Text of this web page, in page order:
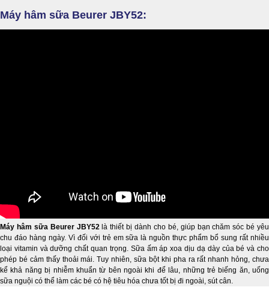
Máy hâm sữa Beurer JBY52:
Máy hâm sữa Beurer JBY52là thiết bị dành cho bé, giúp bạn chăm sóc bé yêu
chu đáo hàng ngày. Vì đối với trẻ em sữa là nguồn thực phẩm bổ sung rất nhiều
loại vitamin và dưỡng chất quan trọng. Sữa ấm áp xoa dịu dạ dày của bé và cho
phép bé cảm thấy thoải mái. Tuy nhiên, sữa bột khi pha ra rất nhanh hỏng, chưa
kể khả năng bị nhiễm khuẩn từ bên ngoài khi để lâu, những trẻ biếng ăn, uống
sữa nguội có thể làm các bé có hệ tiêu hóa chưa tốt bị đi ngoài, sút cân.